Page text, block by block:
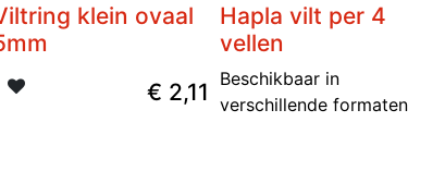
klein ovaal
€ 2,11
Hapla vilt per 4
vellen
Beschikbaar in
verschillende formaten